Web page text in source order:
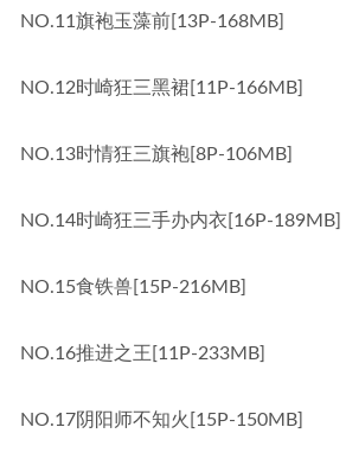
NO.11旗袍玉藻前[13P-168MB]
NO.12时崎狂三黑裙[11P-166MB]
NO.13时情狂三旗袍[8P-106MB]
NO.14时崎狂三手办内衣[16P-189MB]
NO.15食铁兽[15P-216MB]
NO.16推进之王[11P-233MB]
NO.17阴阳师不知火[15P-150MB]